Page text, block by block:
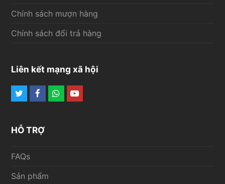
Chính sách mượn hàng
Chính sách đổi trả hàng
Liên kết mạng xã hội
TwitterFacebook
Whatsapp
Youtube
HỖ TRỢ
FAQs
Sản phẩm